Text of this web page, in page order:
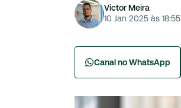
Victor Meira
10 Jan 2025 às 18:55
Canal no WhatsApp